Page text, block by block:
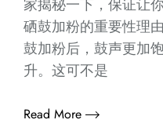
家揭秘一下，保证让
硒鼓加粉的重要性理
鼓加粉后，鼓声更加
升。这可不是
Read More